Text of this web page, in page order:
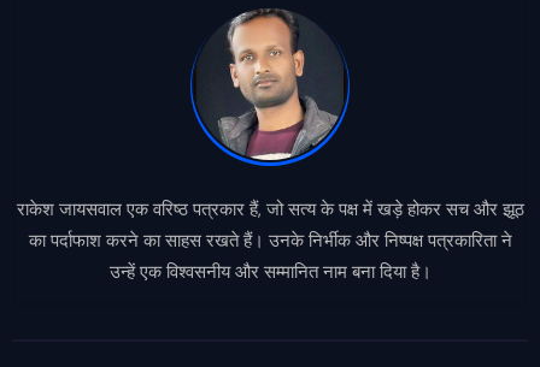
राकेश जायसवाल एक वरिष्ठ पत्रकार हैं, जो सत्य के पक्ष में खड़े होकर सच और झूठ
का पर्दाफाश करने का साहस रखते हैं। उनके निर्भीक और निष्पक्ष पत्रकारिता ने
उन्हें एक विश्वसनीय और सम्मानित नाम बना दिया है।